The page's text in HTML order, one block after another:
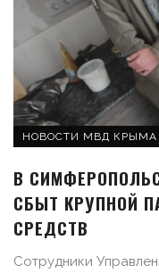
НОВОСТИ МВД КРЫМА
В
СБЫТ КРУПНОЙ
СРЕДСТВ
Сотрудники